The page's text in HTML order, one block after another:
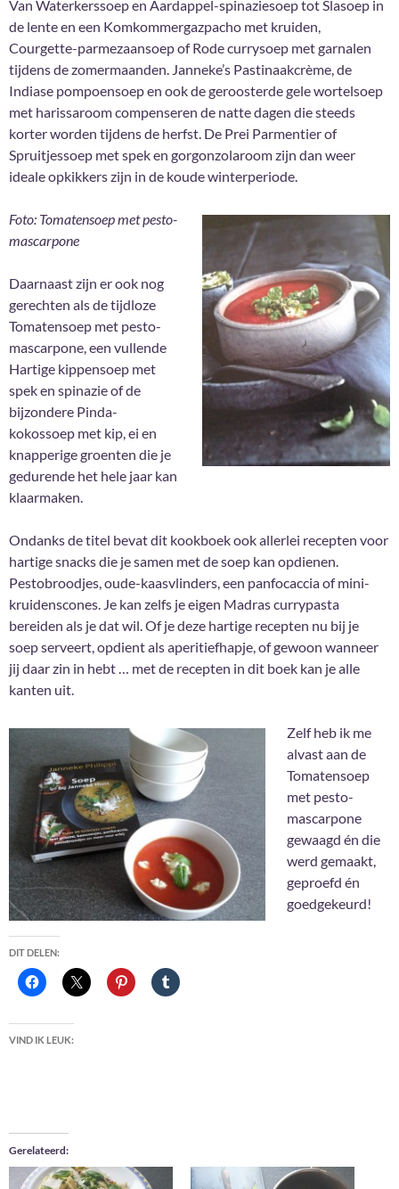
Van Waterkerssoep en Aardappel-spinaziesoep tot Slasoep in
de lente en een Komkommergazpacho met kruiden,
Courgette-parmezaansoep of Rode currysoep met garnalen
tijdens de zomermaanden. Janneke’s Pastinaakcrème, de
Indiase pompoensoep en ook de geroosterde gele wortelsoep
met harissaroom compenseren de natte dagen die steeds
korter worden tijdens de herfst. De Prei Parmentier of
Spruitjessoep met spek en gorgonzolaroom zijn dan weer
ideale opkikkers zijn in de koude winterperiode.
Foto: Tomatensoep met pesto-
mascarpone
Daarnaast zijn er ook nog
gerechten als de tijdloze
Tomatensoep met pesto-
mascarpone, een vullende
Hartige kippensoep met
spek en spinazie of de
bijzondere Pinda-
kokossoep met kip, ei en
knapperige groenten die je
gedurende het hele jaar kan
klaarmaken.
Ondanks de titel bevat dit kookboek ook allerlei recepten voor
hartige snacks die je samen met de soep kan opdienen.
Pestobroodjes, oude-kaasvlinders, een panfocaccia of mini-
kruidenscones. Je kan zelfs je eigen Madras currypasta
bereiden als je dat wil. Of je deze hartige recepten nu bij je
soep serveert, opdient als aperitiefhapje, of gewoon wanneer
jij daar zin in hebt … met de recepten in dit boek kan je alle
kanten uit.
Zelf heb ik me
alvast aan de
Tomatensoep
met pesto-
mascarpone
gewaagd én die
werd gemaakt,
geproefd én
goedgekeurd!
DIT DELEN:
VIND IK LEUK:
Gerelateerd